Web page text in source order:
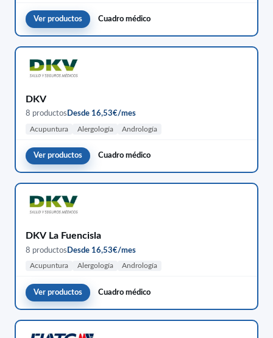
Ver productos Cuadro médico
DKV
8 productos Desde 16,53€/mes
Acupuntura Alergología Andrología
Ver productos Cuadro médico
DKV La Fuencisla
8 productos Desde 16,53€/mes
Acupuntura Alergología Andrología
Ver productos Cuadro médico